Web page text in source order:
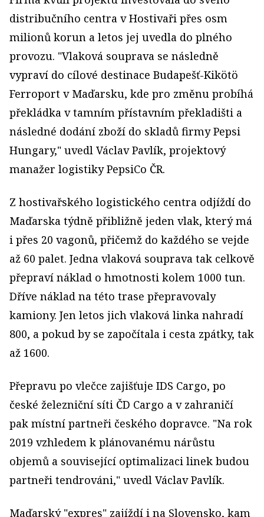
distribučního centra v Hostivaři přes osm
milionů korun a letos jej uvedla do plného
provozu. "Vlaková souprava se následně
vypraví do cílové destinace Budapešť-Kikötö
Ferroport v Maďarsku, kde pro změnu probíhá
překládka v tamním přístavním překladišti a
následné dodání zboží do skladů firmy Pepsi
Hungary," uvedl Václav Pavlík, projektový
manažer logistiky PepsiCo ČR.
Z hostivařského logistického centra odjíždí do
Maďarska týdně přibližně jeden vlak, který má
i přes 20 vagonů, přičemž do každého se vejde
až 60 palet. Jedna vlaková souprava tak celkově
přepraví náklad o hmotnosti kolem 1000 tun.
Dříve náklad na této trase přepravovaly
kamiony. Jen letos jich vlaková linka nahradí
800, a pokud by se započítala i cesta zpátky, tak
až 1600.
Přepravu po vlečce zajišťuje IDS Cargo, po
české železniční síti ČD Cargo a v zahraničí
pak místní partneři českého dopravce. "Na rok
2019 vzhledem k plánovanému nárůstu
objemů a související optimalizaci linek budou
partneři tendrováni," uvedl Václav Pavlík.
Maďarský "expres" zajíždí i na Slovensko, kam